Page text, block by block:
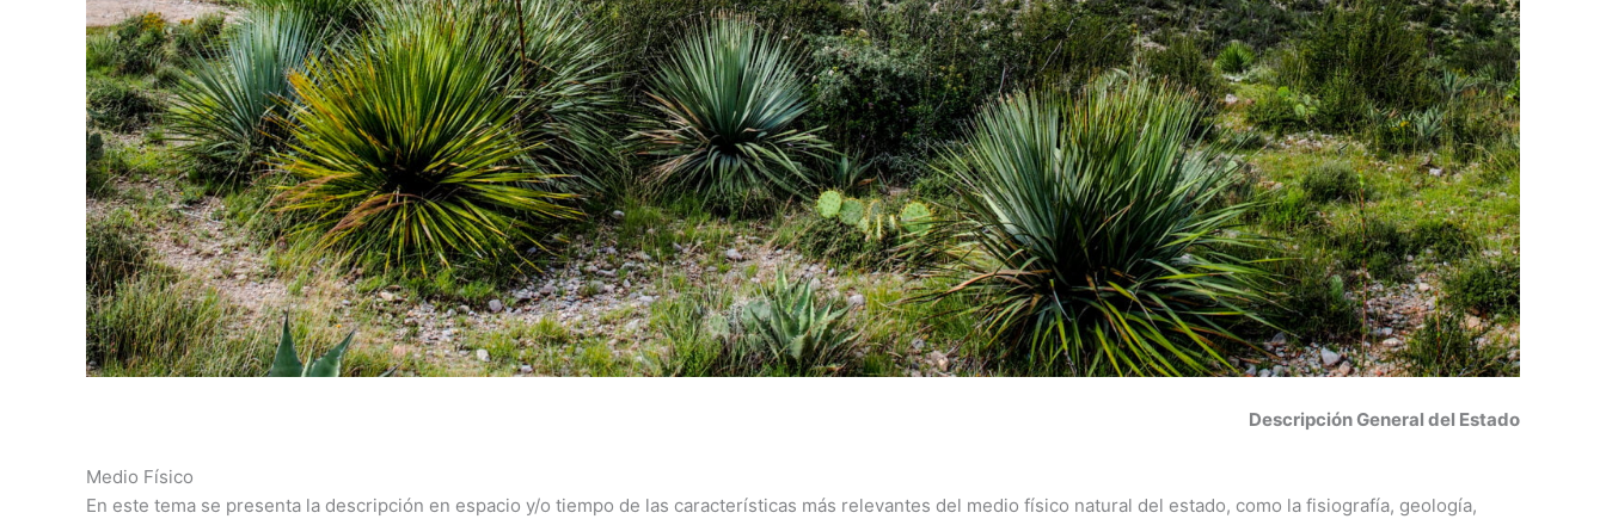
Descripción General del Estado
Medio Físico
En este tema se presenta la descripción en espacio y/o tiempo de las características más relevantes del medio físico natural del estado, como la fisiografía, geología,